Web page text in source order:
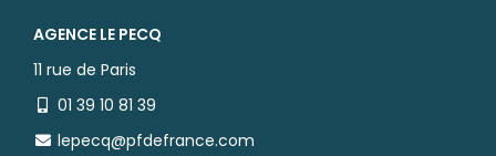
AGENCE LE PECQ
11 rue de Paris
01 39 10 81 39
lepecq@pfdefrance.com